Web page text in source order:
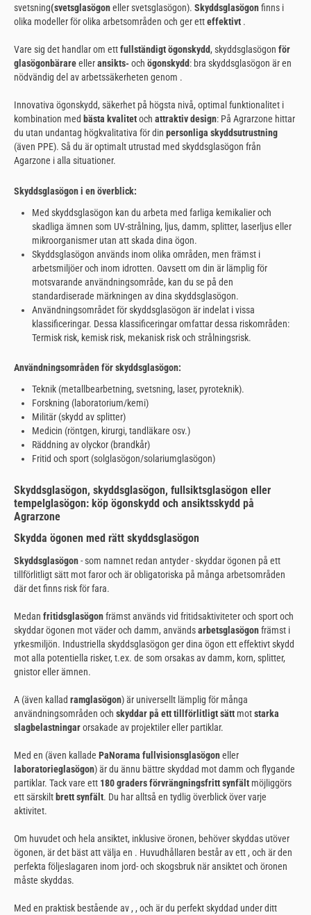
svetsning(svetsglasögoneller svetsglasögon). Skyddsglasögonfinns i
olika modeller för olika arbetsområden och ger etteffektivt .
Vare sig det handlar om ettfullständigt ögonskydd, skyddsglasögon för
glasögonbärareelleransikts-och ögonskydd: bra skyddsglasögon är en
nödvändig del av arbetssäkerheten genom .
Innovativa ögonskydd, säkerhet på högsta nivå, optimal funktionalitet i
kombination med bästa kvalitetoch attraktiv design: På Agrarzone hittar
du utan undantag högkvalitativa för din personliga skyddsutrustning
(även PPE). Så du är optimalt utrustad med skyddsglasögon från
Agarzone i alla situationer.
Skyddsglasögon i en överblick:
Med skyddsglasögon kan du arbeta med farliga kemikalier och
skadliga ämnen som UV-strålning, ljus, damm, splitter, laserljus eller
mikroorganismer utan att skada dina ögon.
Skyddsglasögon används inom olika områden, men främst i
arbetsmiljöer och inom idrotten. Oavsett om din är lämplig för
motsvarande användningsområde, kan du se på den
standardiserade märkningen av dina skyddsglasögon.
Användningsområdet för skyddsglasögon är indelat i vissa
klassificeringar. Dessa klassificeringar omfattar dessa riskområden:
Termisk risk, kemisk risk, mekanisk risk och strålningsrisk.
Användningsområden för skyddsglasögon:
Teknik (metallbearbetning, svetsning, laser, pyroteknik).
Forskning (laboratorium/kemi)
Militär (skydd av splitter)
Medicin (röntgen, kirurgi, tandläkare osv.)
Räddning av olyckor (brandkår)
Fritid och sport (solglasögon/solariumglasögon)
Skyddsglasögon, skyddsglasögon, fullsiktsglasögon eller
tempelglasögon: köp ögonskydd och ansiktsskydd på
Agrarzone
Skydda ögonen med rätt skyddsglasögon
Skyddsglasögon- som namnet redan antyder - skyddar ögonen på ett
tillförlitligt sätt mot faror och är obligatoriska på många arbetsområden
där det finns risk för fara.
Medan fritidsglasögonfrämst används vid fritidsaktiviteter och sport och
skyddar ögonen mot väder och damm, användsarbetsglasögonfrämst i
yrkesmiljön. Industriella skyddsglasögon ger dina ögon ett effektivt skydd
mot alla potentiella risker, t.ex. de som orsakas av damm, korn, splitter,
gnistor eller ämnen.
A (även kallad ramglasögon) är universellt lämplig för många
användningsområden och skyddar på ett tillförlitligt sätt motstarka
slagbelastningarorsakade av projektiler eller partiklar.
Med en (även kallade PaNorama fullvisionsglasögoneller
laboratorieglasögon) är du ännu bättre skyddad mot damm och flygande
partiklar. Tack vare ett 180 graders förvrängningsfritt synfält möjliggörs
ett särskilt brett synfält. Du har alltså en tydlig överblick över varje
aktivitet.
Om huvudet och hela ansiktet, inklusive öronen, behöver skyddas utöver
ögonen, är det bäst att välja en . Huvudhållaren består av ett , och är den
perfekta följeslagaren inom jord- och skogsbruk när ansiktet och öronen
måste skyddas.
Med en praktisk bestående av , , och är du perfekt skyddad under ditt